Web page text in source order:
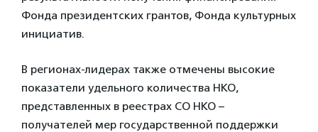
Фонда президентских грантов, Фонда культурных
инициатив.
В регионах-лидерах также отмечены высокие
показатели удельного количества НКО,
представленных в реестрах СО НКО –
получателей мер государственной поддержки